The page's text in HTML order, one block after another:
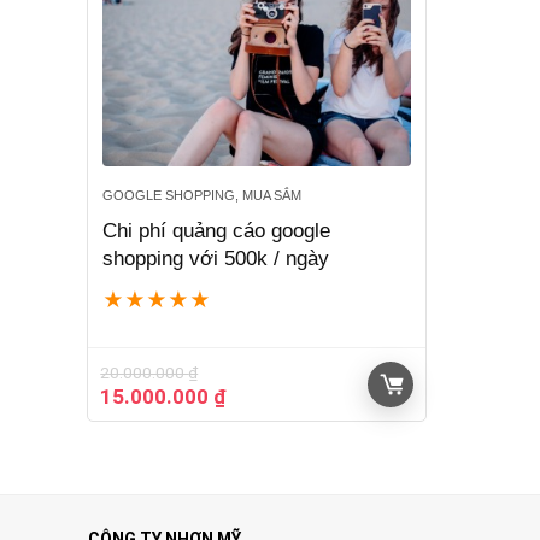
GOOGLE SHOPPING, MUA SẮM
Chi phí quảng cáo google
shopping với 500k / ngày
★ ★ ★ ★ ★
20.000.000₫
Giá
gốc
15.000.000 ₫Giá
hiện